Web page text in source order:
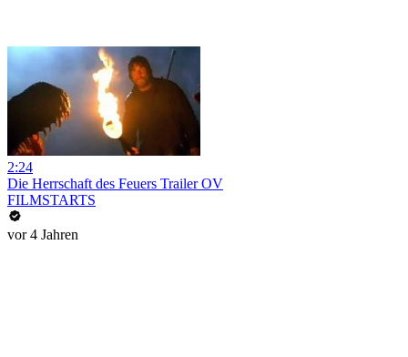
2:24
Die Herrschaft des Feuers Trailer OV
FILMSTARTS
vor 4 Jahren